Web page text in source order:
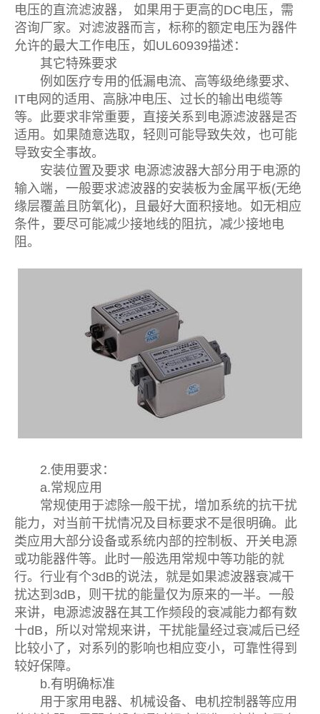
电压的直流滤波器， 如果用于更高的DC电压，需
咨询厂家。对滤波器而言，标称的额定电压为器件
允许的最大工作电压，如UL60939描述：
其它特殊要求
例如医疗专用的低漏电流、高等级绝缘要求、
IT电网的适用、高脉冲电压、过长的输出电缆等
等。此要求非常重要，直接关系到电源滤波器是否
适用。如果随意选取，轻则可能导致失效，也可能
导致安全事故。
安装位置及要求 电源滤波器大部分用于电源的
输入端，一般要求滤波器的安装板为金属平板(无绝
缘层覆盖且防氧化)，且最好大面积接地。如无相应
条件，要尽可能减少接地线的阻抗，减少接地电
阻。
2.使用要求：
a.常规应用
常规使用于滤除一般干扰，增加系统的抗干扰
能力，对当前干扰情况及目标要求不是很明确。此
类应用大部分设备或系统内部的控制板、开关电源
或功能器件等。此时一般选用常规中等功能的就
行。行业有个3dB的说法，就是如果滤波器衰减干
扰达到3dB，则干扰的能量仅为原来的一半。一般
来讲，电源滤波器在其工作频段的衰减能力都有数
十dB，所以对常规来讲，干扰能量经过衰减后已经
比较小了，对系列的影响也相应变小，可靠性得到
较好保障。
b.有明确标准
用于家用电器、机械设备、电机控制器等应用